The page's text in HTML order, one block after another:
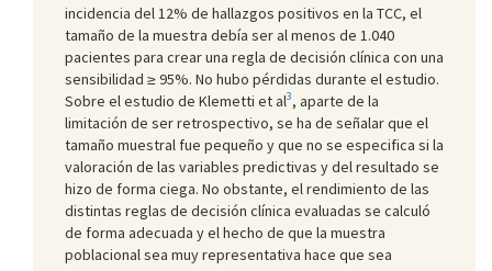
incidencia del 12% de hallazgos positivos en la TCC, el
tamaño de la muestra debía ser al menos de 1.040
pacientes para crear una regla de decisión clínica con una
sensibilidad ≥ 95%. No hubo pérdidas durante el estudio.
Sobre el estudio de Klemetti et al3, aparte de la
limitación de ser retrospectivo, se ha de señalar que el
tamaño muestral fue pequeño y que no se especifica si la
valoración de las variables predictivas y del resultado se
hizo de forma ciega. No obstante, el rendimiento de las
distintas reglas de decisión clínica evaluadas se calculó
de forma adecuada y el hecho de que la muestra
poblacional sea muy representativa hace que sea